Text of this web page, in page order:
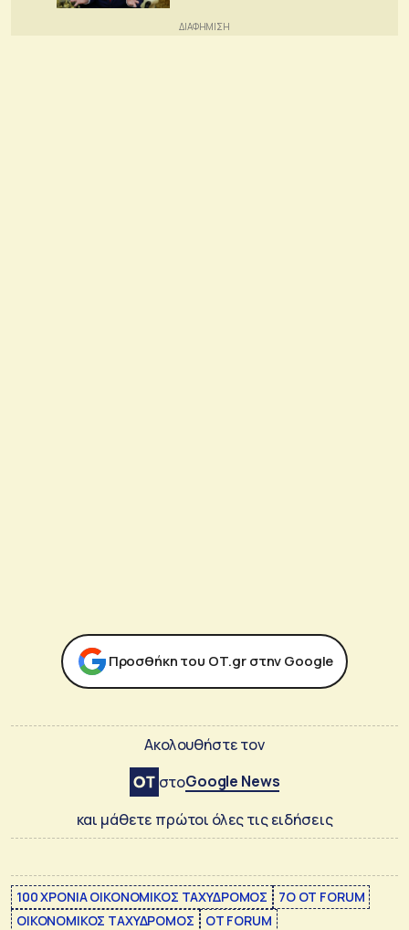
Προσθήκη του ΟΤ.gr στην Google
Ακολουθήστε τον
στοGoogle News
και μάθετε πρώτοι όλες τις ειδήσεις
100 ΧΡΟΝΙΑ ΟΙΚΟΝΟΜΙΚΟΣ ΤΑΧΥΔΡΟΜΟΣ
7Ο OT FORUM
ΟΙΚΟΝΟΜΙΚΟΣ ΤΑΧΥΔΡΟΜΟΣ
ΟΤ FORUM